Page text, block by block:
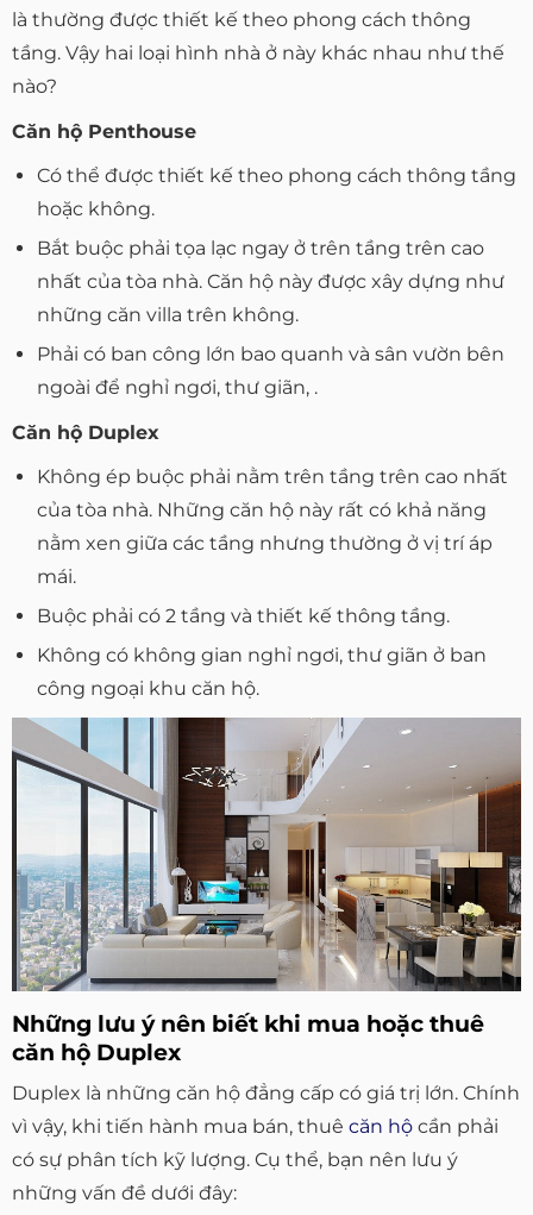
là thường được thiết kế theo phong cách thông
tầng. Vậy hai loại hình nhà ở này khác nhau như thế
nào?
Căn hộ Penthouse
Có thể được thiết kế theo phong cách thông tầng
hoặc không.
Bắt buộc phải tọa lạc ngay ở trên tầng trên cao
nhất của tòa nhà. Căn hộ này được xây dựng như
những căn villa trên không.
Phải có ban công lớn bao quanh và sân vườn bên
ngoài để nghỉ ngơi, thư giãn, .
Căn hộ Duplex
Không ép buộc phải nằm trên tầng trên cao nhất
của tòa nhà. Những căn hộ này rất có khả năng
nằm xen giữa các tầng nhưng thường ở vị trí áp
mái.
Buộc phải có 2 tầng và thiết kế thông tầng.
Không có không gian nghỉ ngơi, thư giãn ở ban
công ngoại khu căn hộ.
Những lưu ý nên biết khi mua hoặc thuê
căn hộ Duplex
Duplex là những căn hộ đẳng cấp có giá trị lớn. Chính
vì vậy, khi tiến hành mua bán, thuê căn hộ cần phải
có sự phân tích kỹ lượng. Cụ thể, bạn nên lưu ý
những vấn đề dưới đây: